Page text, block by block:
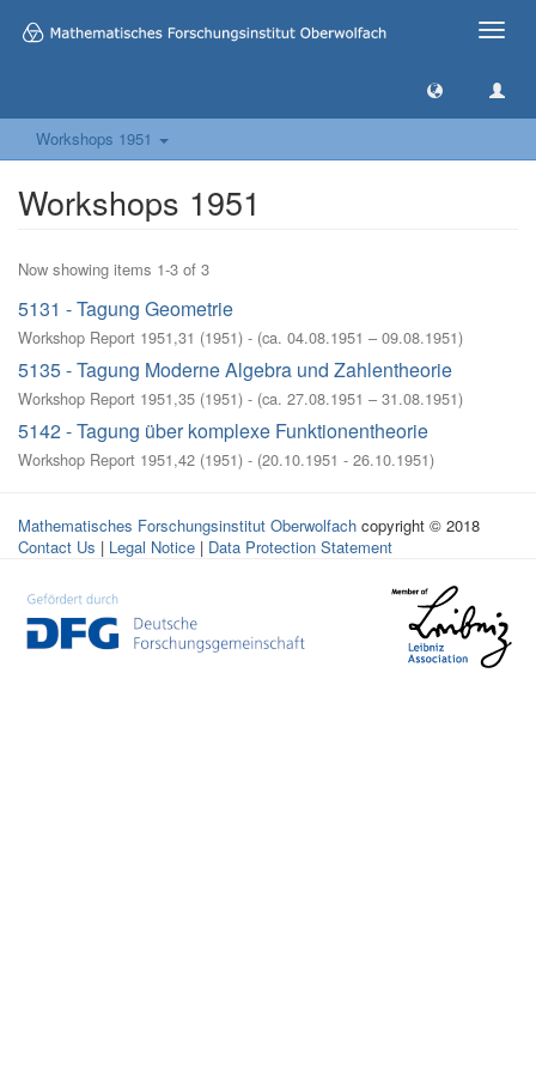
Toggle
Workshops 1951
Workshops 1951
Now showing items 1-3 of 3
5131 - Tagung Geometrie
Workshop Report 1951,31 (1951) - (ca. 04.08.1951 – 09.08.1951)
5135 - Tagung Moderne Algebra und Zahlentheorie
Workshop Report 1951,35 (1951) - (ca. 27.08.1951 – 31.08.1951)
5142 - Tagung über komplexe Funktionentheorie
Workshop Report 1951,42 (1951) - (20.10.1951 - 26.10.1951)
Mathematisches Forschungsinstitut Oberwolfach copyright © 2018
Contact Us | Legal Notice | Data Protection Statement